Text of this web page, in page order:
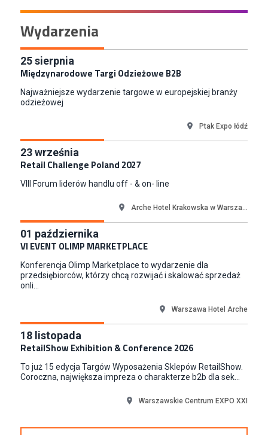
Gdynia
Specjalista/tka ds. Utrzymania Ruchu
W.Kruk
Key Account Manager Meble
Empik
Młodszy Specjalista ds. Sprzedaży B2B (K/M/N)
Euro-net Sp. z o.o.
Key Account Manager
Puccini
TERG S.A.
Wydarzenia
25sierpnia
Międzynarodowe Targi Odzieżowe B2B
Najważniejsze wydarzenie targowe w europejskiej branży
odzieżowej
Ptak Expo łódź
23września
Retail Challenge Poland 2027
VIII Forum liderów handlu off - & on- line
Arche Hotel Krakowska w Warsza...
01 października
VI EVENT OLIMP MARKETPLACE
Konferencja Olimp Marketplace to wydarzenie dla
przedsiębiorców, którzy chcą rozwijać i skalować sprzedaż
onli...
Warszawa Hotel Arche
18 listopada
RetailShow Exhibition & Conference 2026
To już 15 edycja Targów Wyposażenia Sklepów RetailShow.
Coroczna, największa impreza o charakterze b2b dla sek...
Warszawskie Centrum EXPO XXI